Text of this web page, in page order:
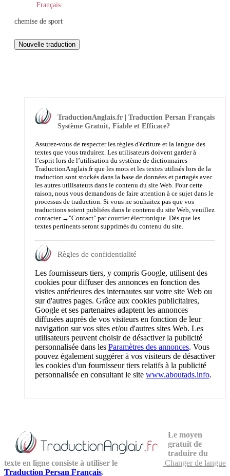
Français
chemise de sport
TraductionAnglais.fr | Traduction Persan Français
Système Gratuit, Fiable et Efficace?
Assurez-vous de respecter les règles d'écriture et la langue des
textes que vous traduirez. Les utilisateurs doivent garder à
l’esprit lors de l’utilisation du système de dictionnaires
TraductionAnglais.fr que les mots et les textes utilisés lors de la
traduction sont stockés dans la base de données et partagés avec
les autres utilisateurs dans le contenu du site Web. Pour cette
raison, nous vous demandons de faire attention à ce sujet dans le
processus de traduction. Si vous ne souhaitez pas que vos
traductions soient publiées dans le contenu du site Web, veuillez
contacter →"Contact" par courrier électronique. Dès que les
textes pertinents seront supprimés du contenu du site.
Règles de confidentialité
Les fournisseurs tiers, y compris Google, utilisent des
cookies pour diffuser des annonces en fonction des
visites antérieures des internautes sur votre site Web ou
sur d'autres pages. Grâce aux cookies publicitaires,
Google et ses partenaires adaptent les annonces
diffusées auprès de vos visiteurs en fonction de leur
navigation sur vos sites et/ou d'autres sites Web. Les
utilisateurs peuvent choisir de désactiver la publicité
personnalisée dans les Paramètres des annonces. Vous
pouvez également suggérer à vos visiteurs de désactiver
les cookies d'un fournisseur tiers relatifs à la publicité
personnalisée en consultant le site www.aboutads.info.
Changer de langue
Le moyen
gratuit de
traduire du
texte en ligne consiste à utiliser le
Traduction Persan Français.